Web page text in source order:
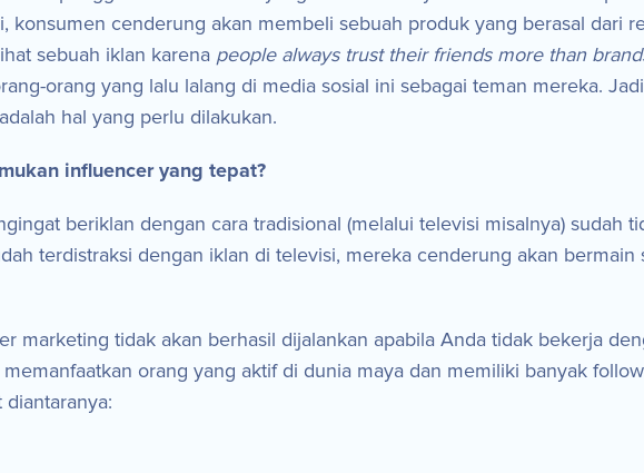
konsumen cenderung akan membeli sebuah produk yang berasal dari
sebuah iklan karena people always trust their friends more than
orang yang lalu lalang di media sosial ini sebagai teman mereka.
hal yang perlu dilakukan.
influencer yang tepat?
beriklan dengan cara tradisional (melalui televisi misalnya) sudah
terdistraksi dengan iklan di televisi, mereka cenderung akan bermain
marketing tidak akan berhasil dijalankan apabila Anda tidak bekerja
orang yang aktif di dunia maya dan memiliki banyak